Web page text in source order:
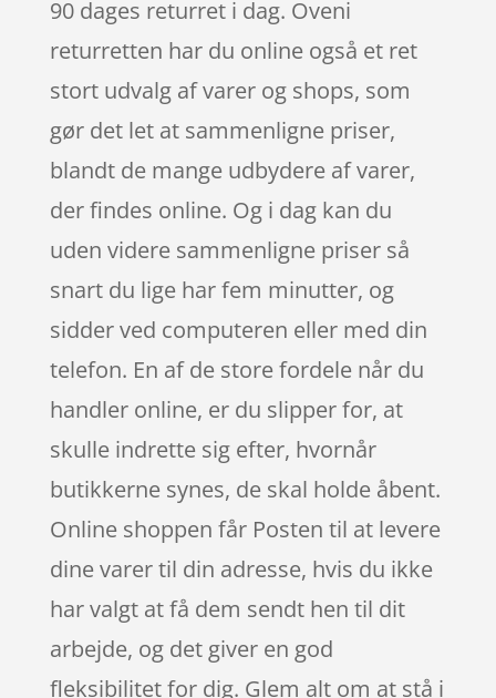
90 dages returret i dag. Oveni
returretten har du online også et ret
stort udvalg af varer og shops, som
gør det let at sammenligne priser,
blandt de mange udbydere af varer,
der findes online. Og i dag kan du
uden videre sammenligne priser så
snart du lige har fem minutter, og
sidder ved computeren eller med din
telefon. En af de store fordele når du
handler online, er du slipper for, at
skulle indrette sig efter, hvornår
butikkerne synes, de skal holde åbent.
Online shoppen får Posten til at levere
dine varer til din adresse, hvis du ikke
har valgt at få dem sendt hen til dit
arbejde, og det giver en god
fleksibilitet for dig. Glem alt om at stå i